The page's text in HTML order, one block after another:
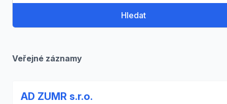
Hledat
Veřejné záznamy
AD ZUMR s.r.o.